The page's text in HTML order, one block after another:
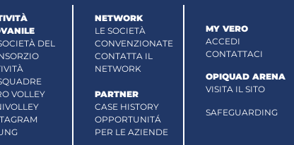
DEL
VOLLEY
NETWORK
LE SOCIETÀ
CONVENZIONATE
CONTATTA IL
NETWORK
PARTNER
CASE HISTORY
OPPORTUNITÁ
PER LE AZIENDE
MY VERO
ACCEDI
CONTATTACI
OPIQUAD ARENA
VISITA IL SITO
SAFEGUARDING